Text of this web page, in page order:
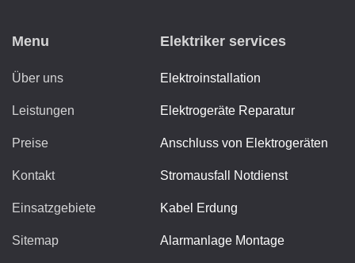
Menu
Über uns
Leistungen
Preise
Kontakt
Einsatzgebiete
Sitemap
Elektriker services
Elektroinstallation
Elektrogeräte Reparatur
Anschluss von Elektrogeräten
Stromausfall Notdienst
Kabel Erdung
Alarmanlage Montage